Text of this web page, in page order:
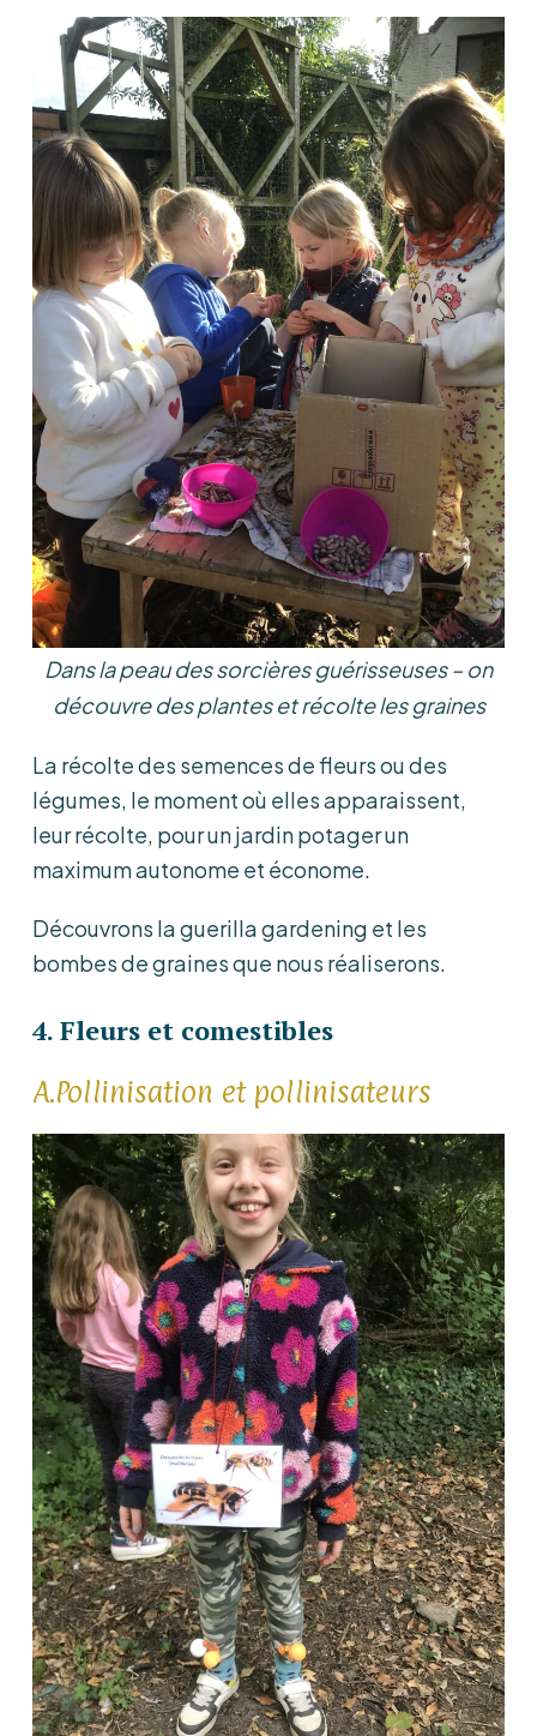
Dans la peau des sorcières guérisseuses – on
découvre des plantes et récolte les graines
La récolte des semences de fleurs ou des
légumes, le moment où elles apparaissent,
leur récolte, pour un jardin potager un
maximum autonome et économe.
Découvrons la guerilla gardening et les
bombes de graines que nous réaliserons.
4. Fleurs et comestibles
A.Pollinisation et pollinisateurs